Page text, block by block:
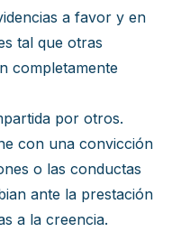
a favor y en
tal que otras
completamente
por otros.
con una convicción
o las conductas
ante la prestación
a la creencia.